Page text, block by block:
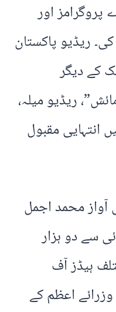
پروگرامز اور
ریڈیو پاکستان
کے دیگر
ریڈیو میلہ،
انتہایی مقبول
آواز محمد اجمل
سے دو ہزار
ہیڈز آف
اعظم کے